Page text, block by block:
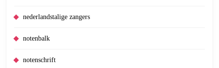
nederlandstalige zangers
notenbalk
notenschrift